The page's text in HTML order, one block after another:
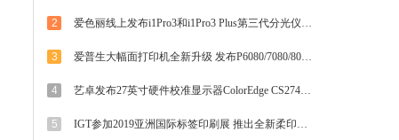
爱色丽线上发布i1Pro3和i1Pro3 Plus第三代分光仪 外观/速度/精度/光源等都有提升
爱普生大幅面打印机全新升级 发布P6080/7080/8080/9080 体验影像魅力
艺卓发布27英寸硬件校准显示器ColorEdge CS2740 4K UHD分辨率和Type-C接口
IGT参加2019亚洲国际标签印刷展 推出全新柔印标签打样方案